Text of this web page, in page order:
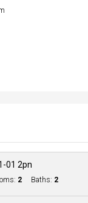
01 2pn
2 Baths: 2